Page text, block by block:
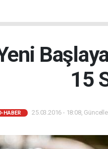
15
HABER 25.03.2016 - 18:08,